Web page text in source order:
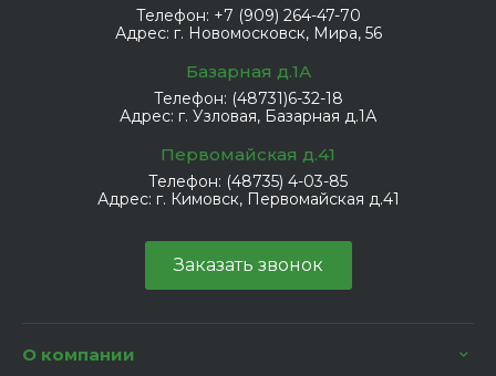
Телефон: +7 (909) 264-47-70
Адрес: г. Новомосковск, Мира, 56
Базарная д.1А
Телефон: (48731)6-32-18
Адрес: г. Узловая, Базарная д.1А
Первомайская д.41
Телефон: (48735) 4-03-85
Адрес: г. Кимовск, Первомайская д.41
Заказать звонок
О компании